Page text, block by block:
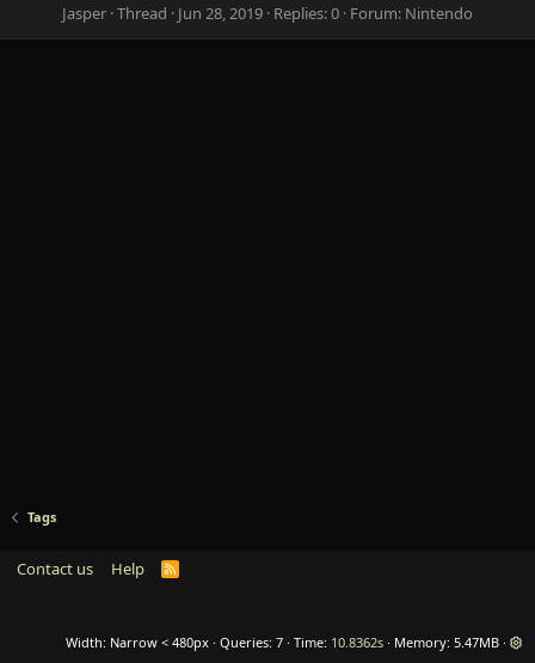
Jasper Thread Jun 28, 2019 Replies: 0 Forum: Nintendo
Tags
Contact us Help
R
Width Queries 7 Time 10.8362s Memory 5.47MB